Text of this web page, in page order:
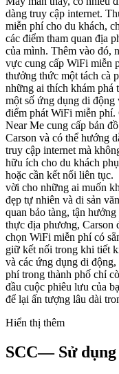
dàng truy cập internet.
miễn phí cho du khách,
các điểm tham quan địa
của mình. Thêm vào đó,
vực cung cấp WiFi miễn
thưởng thức một tách
những ai thích khám phá
một số ứng dụng di động
điểm phát WiFi miễn
Near Me cung cấp bản
Carson và có thể hướng
truy cập internet mà
hữu ích cho du khách
hoặc cần kết nối liên
vời cho những ai muốn
đẹp tự nhiên và di sản
quan bảo tàng, tận
thực địa phương, Carson
chọn WiFi miễn phí có
giữ kết nối trong khi tiết
và các ứng dụng di
phí trong thành phố chỉ
đầu cuộc phiêu lưu của
để lại ấn tượng lâu dài
Hiển thị thêm
SCC— Sử dụng